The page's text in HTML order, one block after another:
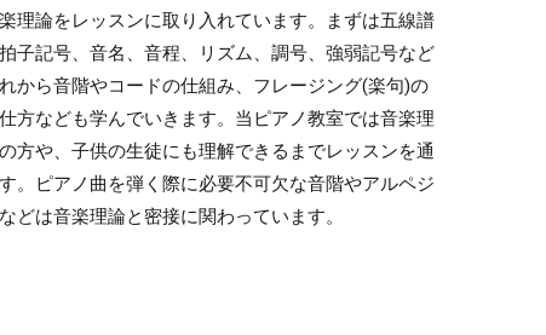
理論をレッスンに取り入れています。まずは五線譜
子記号、音名、音程、リズム、調号、強弱記号など
から音階やコードの仕組み、フレージング(楽句)の
方なども学んでいきます。当ピアノ教室では音楽理
方や、子供の生徒にも理解できるまでレッスンを通
。ピアノ曲を弾く際に必要不可欠な音階やアルペジ
どは音楽理論と密接に関わっています。